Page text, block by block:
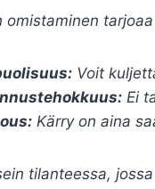
omistaminen
Voit
Ei
Kärry on aina
tilanteessa,